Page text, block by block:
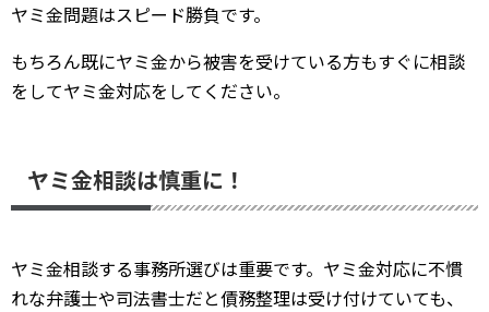
ヤミ金問題はスピード勝負です。
もちろん既にヤミ金から被害を受けている方もすぐに相談
をしてヤミ金対応をしてください。
ヤミ金相談は慎重に！
ヤミ金相談する事務所選びは重要です。ヤミ金対応に不慣
れな弁護士や司法書士だと債務整理は受け付けていても、